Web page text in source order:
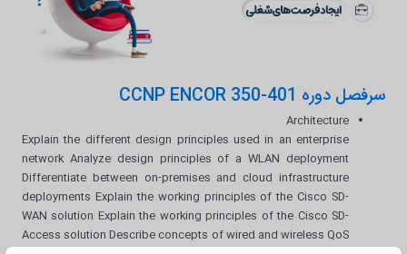
سرفصل دوره CCNP ENCOR 350-401
Architecture
Explain the different design principles used in an enterprise
network Analyze design principles of a WLAN deployment
Differentiate between on-premises and cloud infrastructure
deployments Explain the working principles of the Cisco SD-
WAN solution Explain the working principles of the Cisco SD-
Access solution Describe concepts of wired and wireless QoS